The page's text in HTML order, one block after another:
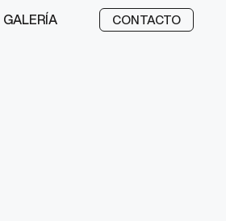
GALERÍA CONTACTO